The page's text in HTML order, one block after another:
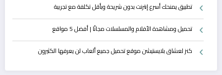
تطبيق يمنحك أسرع إنترنت بدون شريحة وبأقل تكلفة مع تجريبة
تحميل ومشاهدة الأفلام والمسلسلات مجانًا | أفضل 5 مواقع
كنز لعشاق بلايستيشن موقع تحميل جميع ألعاب لن يعرفها الكثيرون